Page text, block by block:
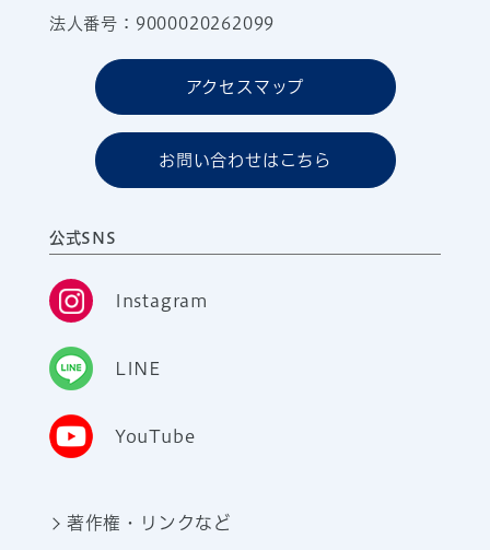
法人番号：9000020262099
アクセスマップ
お問い合わせはこちら
公式SNS
Instagram
LINE
YouTube
著作権・リンクなど